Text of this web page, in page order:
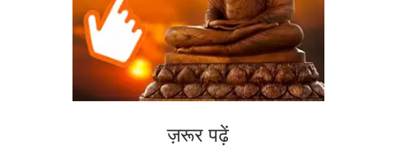
ज़रूर पढ़ें